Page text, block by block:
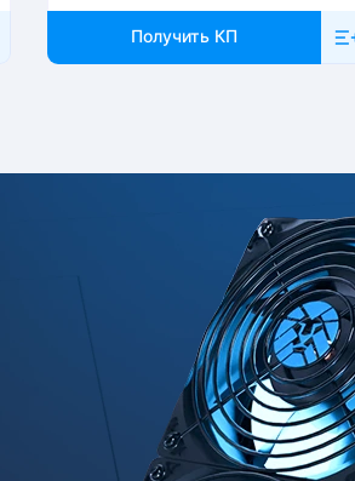
Получить КП